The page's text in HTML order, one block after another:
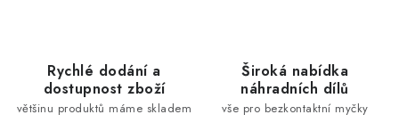
Rychlé dodání a
dostupnost zboží
většinu produktů máme skladem
Široká nabídka
náhradních dílů
vše pro bezkontaktní myčky